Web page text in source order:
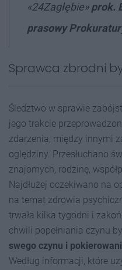
«24Zagłębie»prok.
prasowy
Sprawca zbrodni
Śledztwo w sprawie
jego trakcie
zdarzenia, między innymi
oględziny. Przesłuchano
znajomych, rodzinę,
Najdłużej oczekiwano na
na temat zdrowia
trwała kilka tygodni i
chwili popełniania czynu
swego czynu i
Według informacji, które